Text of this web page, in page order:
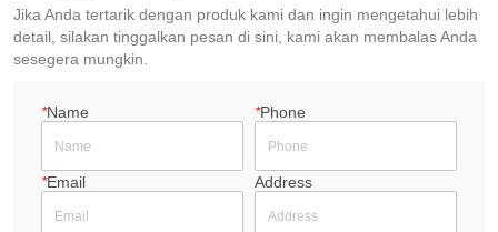
Jika Anda tertarik dengan produk kami dan ingin mengetahui lebih
detail, silakan tinggalkan pesan di sini, kami akan membalas Anda
sesegera mungkin.
*Name *Phone
*Email Address